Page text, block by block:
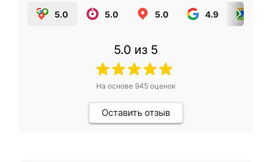
5.0 5.0 5.0 4.9
5.0 из 5
На основе 945оценок
Оставить отзыв